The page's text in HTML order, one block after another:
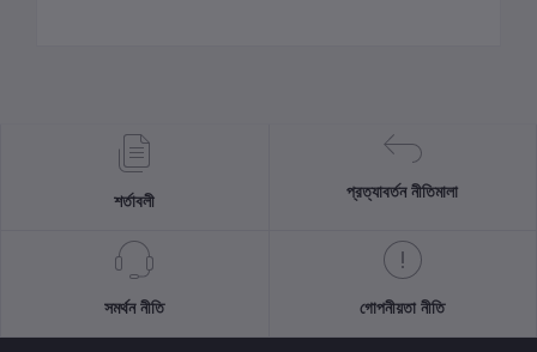
শর্তাবলী প্রত্যাবর্তন নীতিমালা
সমর্থন নীতি গোপনীয়তা নীতি